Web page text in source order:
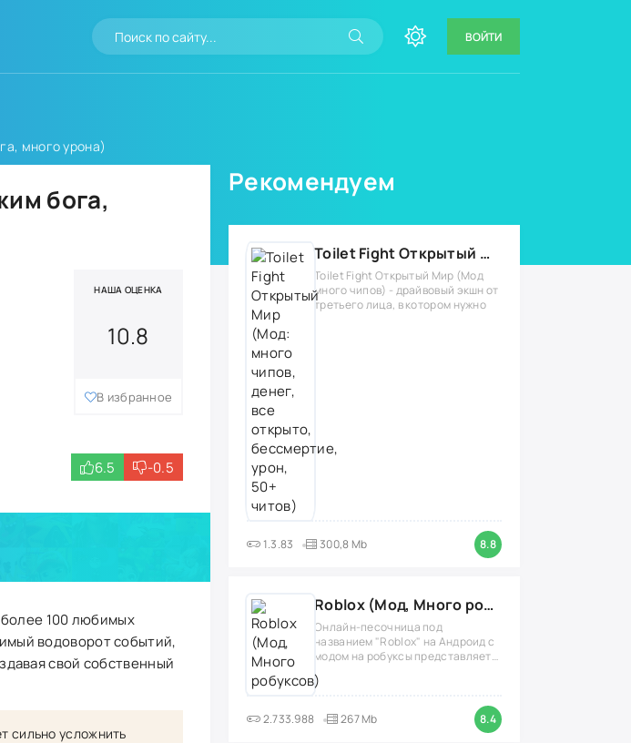
ВОЙТИ
много урона)
бога,
НАША ОЦЕНКА
10.8
В избранное
6.5 -0.5
более 100 любимых
водоворот событий,
свой собственный
сильно усложнить
Рекомендуем
Toilet Fight Открытый Мир (Мод: много чипов, денег, все открыто, бессмертие, урон, 50+ читов)
Toilet Fight Открытый Мир (Мод
много чипов) - драйвовый экшн от
третьего лица, в котором нужно
1.3.83 300,8 Mb 8.8
Roblox (Мод, Много робуксов)
Онлайн-песочница под
названием "Roblox" на Андроид с
модом на робуксы представляет
собой
2.733.988 267 Mb 8.4